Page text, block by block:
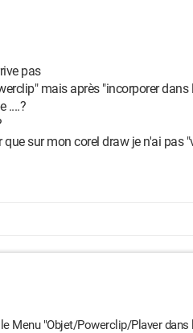
pas
mais après "incorporer dans
....?
que sur mon corel draw je n'ai pas
Menu "Objet/Powerclip/Plaver dans